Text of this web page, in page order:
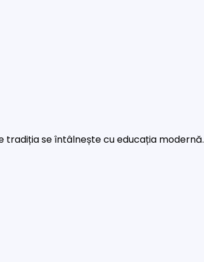
tradiția se întâlnește cu educația modernă.